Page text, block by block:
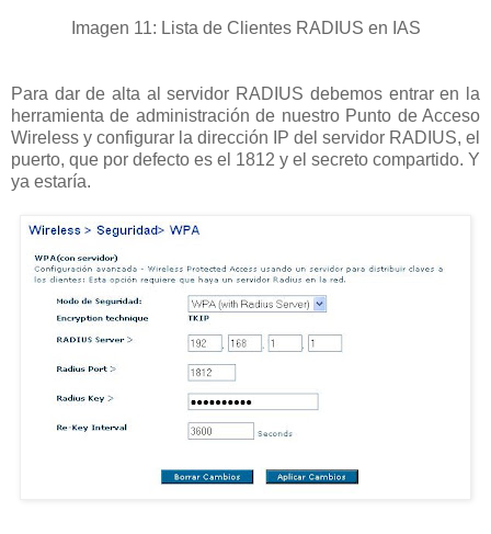
Imagen 11: Lista de Clientes RADIUS en IAS
Para dar de alta al servidor RADIUS debemos entrar en la
herramienta de administración de nuestro Punto de Acceso
Wireless y configurar la dirección IP del servidor RADIUS, el
puerto, que por defecto es el 1812 y el secreto compartido. Y
ya estaría.